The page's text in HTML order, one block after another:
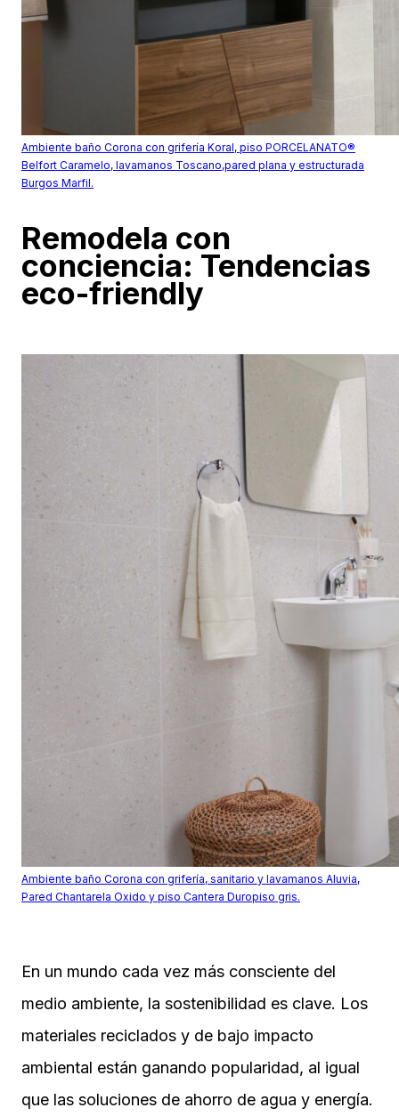
Ambiente baño Corona con grifería Koral, piso PORCELANATO®
Belfort Caramelo, lavamanos Toscano,pared plana y estructurada
Burgos Marfil.
Remodela con
conciencia: Tendencias
eco-friendly
Ambiente baño Corona con grifería, sanitario y lavamanos Aluvia,
Pared Chantarela Oxido y piso Cantera Duropiso gris.
En un mundo cada vez más consciente del
medio ambiente, la sostenibilidad es clave. Los
materiales reciclados y de bajo impacto
ambiental están ganando popularidad, al igual
que las soluciones de ahorro de agua y energía.